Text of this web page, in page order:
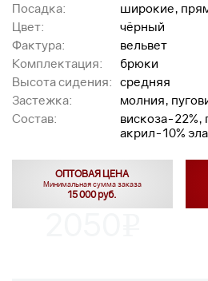
Посадка:
широкие,
Цвет:
чёрный
Фактура:
вельвет
Комплектация:
брюки
Высота сидения:
средняя
Застежка:
молния,
Состав:
вискоза-22%,
акрил-10%
ОПТОВАЯ ЦЕНА
Минимальная сумма заказа
15 000 руб.